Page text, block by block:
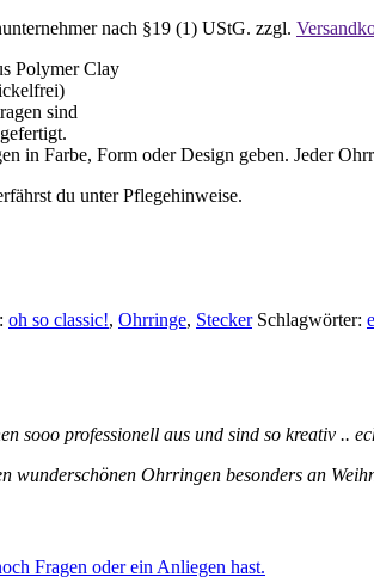
nach §19 (1) UStG. zzgl.
Polymer Clay
sind
in Farbe, Form oder Design geben. Jeder
du unter Pflegehinweise.
oh so classic!, Ohrringe, Stecker Schlagwörter:
sooo professionell aus und sind so kreativ ..
wunderschönen Ohrringen besonders an
Fragen oder ein Anliegen hast.